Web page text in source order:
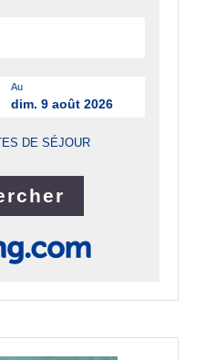
Au
dim. 9 août 2026
DE SÉJOUR